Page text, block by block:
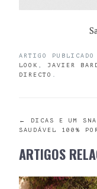
ARTIGO
LOOK
JAVIER
DIRECTO
POST
←
DICAS E UM
SAUDÁVEL 100%
ARTIGOS